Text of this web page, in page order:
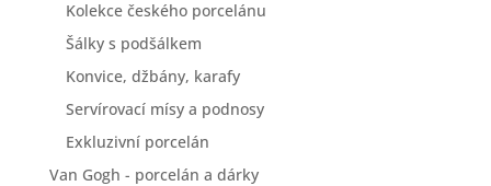
Kolekce českého porcelánu
Šálky s podšálkem
Konvice, džbány, karafy
Servírovací mísy a podnosy
Exkluzivní porcelán
Van Gogh - porcelán a dárky